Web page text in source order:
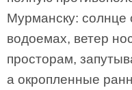
Мурманску: солнце
водоемах, ветер
просторам,
а окропленные